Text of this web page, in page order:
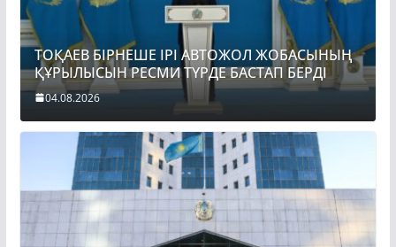
ТОҚАЕВ БІРНЕШЕ ІРІ АВТОЖОЛ ЖОБАСЫНЫҢ
ҚҰРЫЛЫСЫН РЕСМИ ТҮРДЕ БАСТАП БЕРДІ
04.08.2026